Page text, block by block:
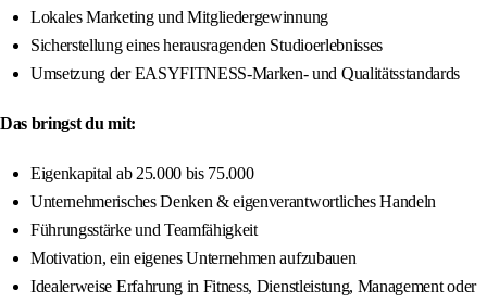
Lokales Marketing und Mitgliedergewinnung
Sicherstellung eines herausragenden Studioerlebnisses
Umsetzung der EASYFITNESS-Marken- und Qualitätsstandards
Das bringst du mit:
Eigenkapital ab 25.000 bis 75.000
Unternehmerisches Denken & eigenverantwortliches Handeln
Führungsstärke und Teamfähigkeit
Motivation, ein eigenes Unternehmen aufzubauen
Idealerweise Erfahrung in Fitness, Dienstleistung, Management oder